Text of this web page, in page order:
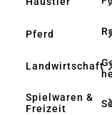
Pferd
Landwirtschaft
Spielwaren &
Freizeit
Bildergalerie